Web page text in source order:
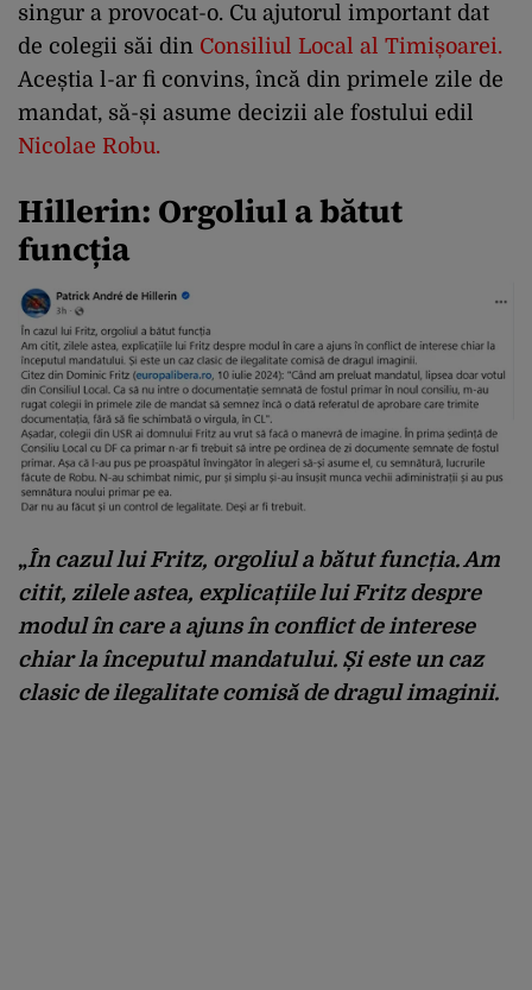
singur a provocat-o. Cu ajutorul important dat
de colegii săi din Consiliul Local al Timișoarei.
Aceștia l-ar fi convins, încă din primele zile de
mandat, să-și asume decizii ale fostului edil
Nicolae Robu.
Hillerin: Orgoliul a bătut
funcția
„În cazul lui Fritz, orgoliul a bătut funcția. Am
citit, zilele astea, explicațiile lui Fritz despre
modul în care a ajuns în conflict de interese
chiar la începutul mandatului. Și este un caz
clasic de ilegalitate comisă de dragul imaginii.